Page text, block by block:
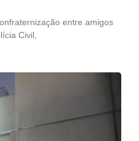
entre amigos
Civil,